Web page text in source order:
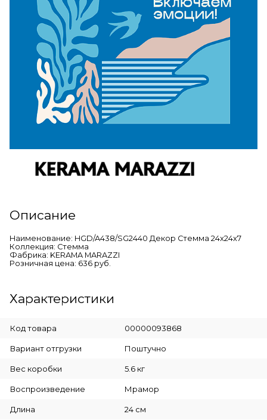
Описание
Наименование: HGD/A438/SG2440 Декор Стемма 24x24x7
Коллекция: Стемма
Фабрика: KERAMA MARAZZI
Розничная цена: 636 руб.
Характеристики
Код товара 00000093868
Вариант отгрузки Поштучно
Вес коробки 5.6 кг
Воспроизведение Мрамор
Длина 24 см